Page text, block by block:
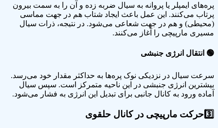
پره‌های ایمپلر یا پروانه به سیال ضربه زده و آن را به سمت بیرون
پرتاب می‌کنند. این عمل باعث ایجاد شتاب هم در جهت مماسی
(محیطی) و هم در جهت شعاعی می‌شود. در نتیجه، ذرات سیال
مسیری مارپیچی را آغاز می‌کنند.
🟢 انتقال انرژی جنبشی
سرعت سیال در نزدیکی نوک پره‌ها به حداکثر مقدار خود می‌رسد.
بیشترین انرژی جنبشی در این ناحیه متمرکز است. سپس سیال
آماده ورود به کانال جانبی برای تبدیل این انرژی به فشار می‌شود.
3️⃣ حرکت مارپیچی در کانال حلقوی